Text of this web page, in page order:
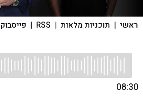
ראשי | תוכניות מלאות |
RSS
| פייסבוק
08:30